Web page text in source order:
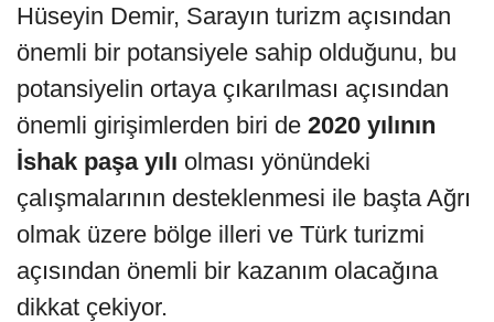
Hüseyin Demir, Sarayın turizm açısından
önemli bir potansiyele sahip olduğunu, bu
potansiyelin ortaya çıkarılması açısından
önemli girişimlerden biri de 2020 yılının
İshak paşa yılı olması yönündeki
çalışmalarının desteklenmesi ile başta Ağrı
olmak üzere bölge illeri ve Türk turizmi
açısından önemli bir kazanım olacağına
dikkat çekiyor.